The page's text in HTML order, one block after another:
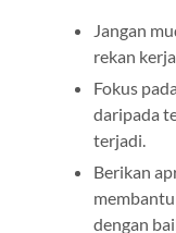
Jangan
rekan
Fokus
daripada
terjadi.
Berikan
dengan